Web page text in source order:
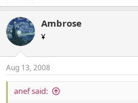
Ambrose
¥
Aug 13, 2008
anef said: